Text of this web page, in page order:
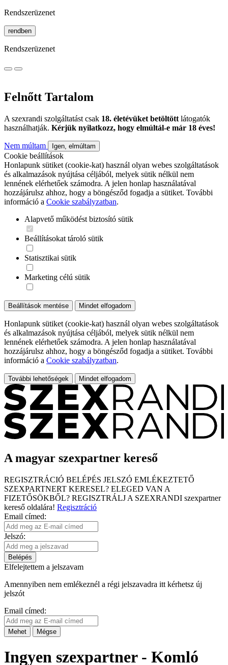
Rendszerüzenet
rendben
Rendszerüzenet
Felnőtt Tartalom
A szexrandi szolgáltatást csak 18. életévüket betöltött látogatók
használhatják. Kérjük nyilatkozz, hogy elmúltál-e már 18 éves!
Nem múltam Igen, elmúltam
Cookie beállítások
Honlapunk sütiket (cookie-kat) használ olyan webes szolgáltatások
és alkalmazások nyújtása céljából, melyek sütik nélkül nem
lennének elérhetőek számodra. A jelen honlap használatával
hozzájárulsz ahhoz, hogy a böngésződ fogadja a sütiket. További
információ a Cookie szabályzatban.
Alapvető működést biztosító sütik
Beállításokat tároló sütik
Statisztikai sütik
Marketing célú sütik
Beállítások mentése Mindet elfogadom
Honlapunk sütiket (cookie-kat) használ olyan webes szolgáltatások
és alkalmazások nyújtása céljából, melyek sütik nélkül nem
lennének elérhetőek számodra. A jelen honlap használatával
hozzájárulsz ahhoz, hogy a böngésződ fogadja a sütiket. További
információ a Cookie szabályzatban.
További lehetőségek Mindet elfogadom
A magyar szexpartner kereső
REGISZTRÁCIÓ BELÉPÉS JELSZÓ EMLÉKEZTETŐ
SZEXPARTNERT KERESEL? ELEGED VAN A
FIZETŐSÖKBŐL? REGISZTRÁLJ A SZEXRANDI szexpartner
kereső oldalára! Regisztráció
Email címed:
Jelszó:
Belépés
Elfelejtettem a jelszavam
Amennyiben nem emlékeznél a régi jelszavadra itt kérhetsz új
jelszót
Email címed:
Mehet Mégse
Ingyen szexpartner - Komló